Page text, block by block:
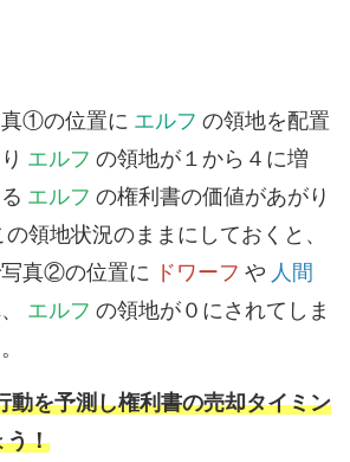
①の位置に エルフ の領地を配置
エルフ の領地が１から４に増
エルフ の権利書の価値があがり
領地状況のままにしておくと、
真②の位置に ドワーフ や 人間
エルフ の領地が０にされてしま
動を予測し権利書の売却タイミン
う！